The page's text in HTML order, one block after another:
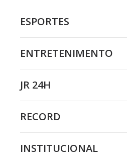
ESPORTES
ENTRETENIMENTO
JR 24H
RECORD
INSTITUCIONAL